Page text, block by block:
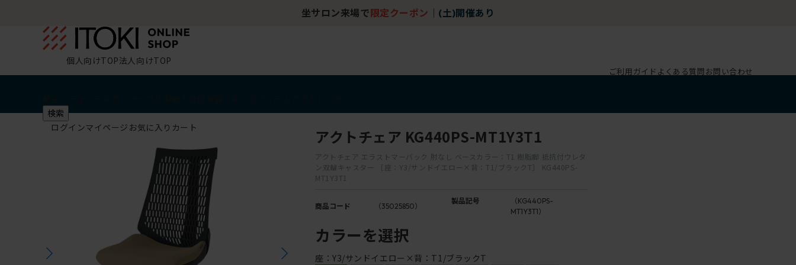
坐サロン来場で 限定クーポン (土)開催あり
個人向けTOP法人向けTOP
ご利用ガイド よくある質問お問い合わせ
検索
ログインマイページ お気に入り カート アクトチェア KG440PS-MT1Y3T1
アクトチェア エラストマーバック 肘なし ベースカラー：T1 樹脂脚 抵抗付ウレタ
ン双輪キャスター ［座：Y3/サンドイエロー×背：T1/ブラックT］ KG440PS-
MT1Y3T1
商品コード （35025850）
製品記号
（KG440PS-
MT1Y3T1）
カラーを選択
座：Y3/サンドイエロー×背：T1/ブラックT